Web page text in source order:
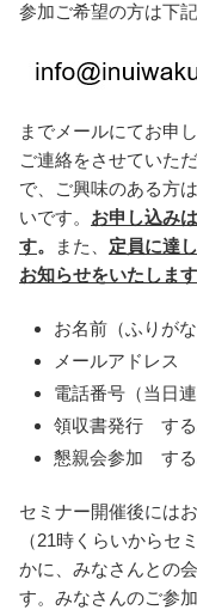
参加ご希望の方は下
までメールにてお申
ご連絡をさせていた
で、ご興味のある方
いです。 お申し込み
す。 また、 定員に達
お知らせをいたします
お名前（ふりがな
メールアドレス
電話番号（当日
領収書発行 する
懇親会参加 する
セミナー開催後には
（21時くらいからセ
かに、みなさんとの
す。みなさんのご参